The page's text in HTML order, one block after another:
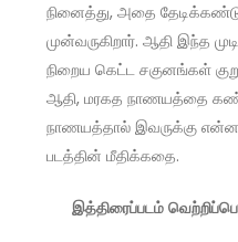
நினைத்து, அதை
முன்வருகிறார். ஆதி இந்த
நிறைய கெட்ட சகுனங்கள்
ஆதி, மரகத நாணயத்தை
நாணயத்தால் இவருக்கு
படத்தின் மீதிக்கதை.
இத்திரைப்படம்